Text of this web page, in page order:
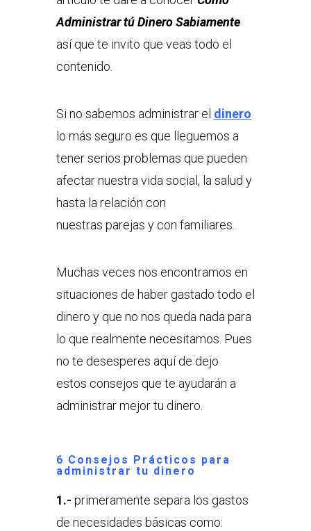
Administrar tú Dinero Sabiamente
así que te invito que veas todo el
contenido.
Si no sabemos administrar el dinero
lo más seguro es que lleguemos a
tener serios problemas que pueden
afectar nuestra vida social, la salud y
hasta la relación con
nuestras parejas y con familiares.
Muchas veces nos encontramos en
situaciones de haber gastado todo el
dinero y que no nos queda nada para
lo que realmente necesitamos. Pues
no te desesperes aquí de dejo
estos consejos que te ayudarán a
administrar mejor tu dinero.
6 Consejos Prácticos para
administrar tu dinero
1.- primeramente separa los gastos
de necesidades básicas como: